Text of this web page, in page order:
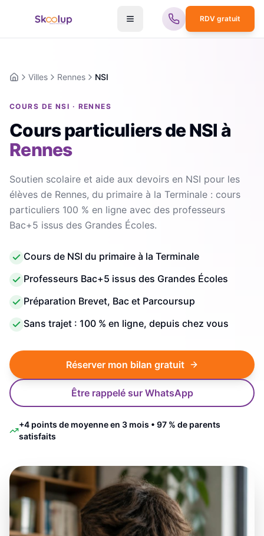
RDV gratuit
AccueilVilles Rennes NSI
COURS DE NSI · RENNES
Cours particuliers de NSI à
Rennes
Soutien scolaire et aide aux devoirs en NSI pour les
élèves de Rennes, du primaire à la Terminale : cours
particuliers 100 % en ligne avec des professeurs
Bac+5 issus des Grandes Écoles.
Cours de NSI du primaire à la Terminale
Professeurs Bac+5 issus des Grandes Écoles
Préparation Brevet, Bac et Parcoursup
Sans trajet : 100 % en ligne, depuis chez vous
Réserver mon bilan gratuit
Être rappelé sur WhatsApp
+4 points de moyenne en 3 mois • 97 % de parents
satisfaits